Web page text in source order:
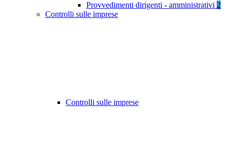
Provvedimenti dirigenti - amministrativi 2
Controlli sulle imprese
Controlli sulle imprese